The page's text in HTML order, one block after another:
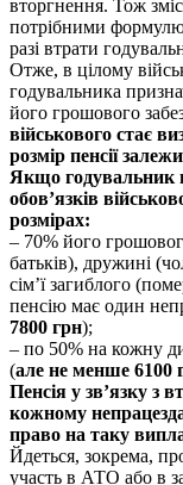
вторгнення. Тож
потрібними
разі втрати
Отже, в цілому
годувальника
його грошового
військового стає
розмір пенсії
Якщо годувальник
обов’язків
розмірах:
– 70% його
батьків), дружині
сім’ї загиблого
пенсію має один
7800 грн);
– по 50% на кожну
(але не менше 6100
Пенсія у зв’язку з
кожному
право на таку
Йдеться, зокрема,
участь в АТО або в